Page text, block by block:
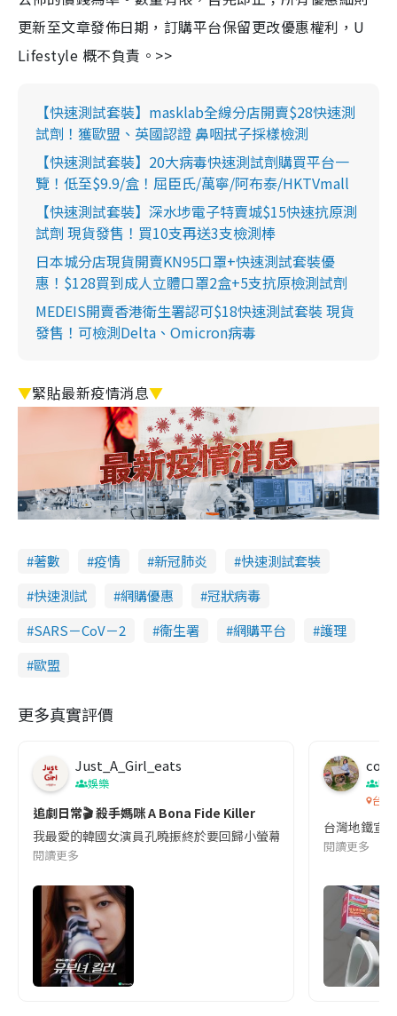
更新至文章發佈日期，訂購平台保留更改優惠權利，U
Lifestyle 概不負責。>>
【快速測試套裝】masklab全線分店開賣$28快速測
試劑！獲歐盟、英國認證 鼻咽拭子採樣檢測
【快速測試套裝】20大病毒快速測試劑購買平台一
覽！低至$9.9/盒！屈臣氏/萬寧/阿布泰/HKTVmall
【快速測試套裝】深水埗電子特賣城$15快速抗原測
試劑 現貨發售！買10支再送3支檢測棒
日本城分店現貨開賣KN95口罩+快速測試套裝優
惠！$128買到成人立體口罩2盒+5支抗原檢測試劑
MEDEIS開賣香港衛生署認可$18快速測試套裝 現貨
發售！可檢測Delta、Omicron病毒
▼緊貼最新疫情消息▼
著數 疫情 新冠肺炎
快速測試套裝
快速測試
網購優惠
冠狀病毒
SARS－CoV－2
衞生署 網購平台
護理
歐盟
更多真實評價
Just_A_Girl_eats
娛樂
追劇日常🎬 殺手媽咪 A Bona Fide Killer
我最愛的韓國女演員孔曉振終於要回歸小螢幕啦!這次的劇本改編
閱讀更多
co
吹
台灣
台灣地鐵宣
閱讀更多